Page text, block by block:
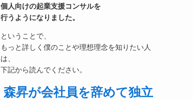
個人向けの起業支援コンサルを
行うようになりました。
ということで、
もっと詳しく僕のことや理想理念を知りたい人
は、
下記から読んでください。
森昇が会社員を辞めて独立